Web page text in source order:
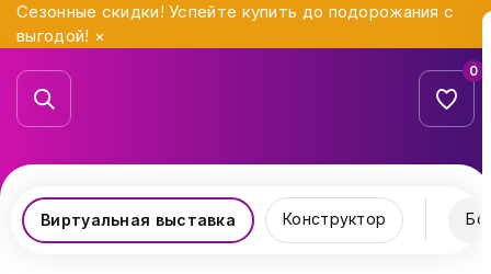
Сезонные скидки! Успейте купить до подорожания с
выгодой! ×
0
Виртуальная выставка Конструктор